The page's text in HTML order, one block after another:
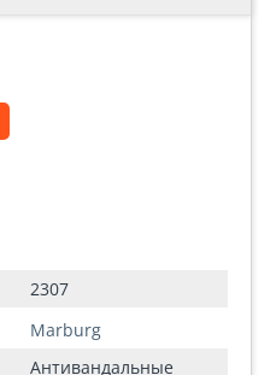
2307
Marburg
Антивандальные